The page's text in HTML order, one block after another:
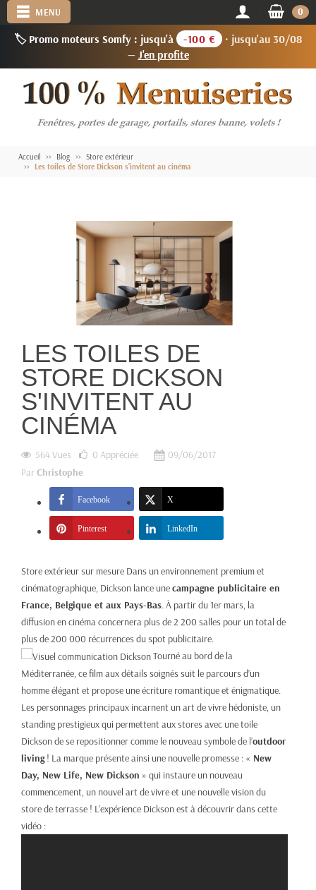
🏷️ Promo moteurs Somfy : jusqu'à -100 €
· jusqu'au 30/08
— J'en profite
MENU 0
Accueil Blog
Store extérieur
Les toiles de Store Dickson s'invitent au cinéma
LES TOILES DE
STORE DICKSON
S'INVITENT AU
CINÉMA
564 Vues 0 Appréciée
09/06/2017
ParChristophe
Facebook X
Pinterest LinkedIn
Store extérieur sur mesure Dans un environnement premium et
cinématographique, Dickson lance unecampagne publicitaire en
France, Belgique et aux Pays-Bas. À partir du 1er mars, la
diffusion en cinéma concernera plus de 2 200 salles pour un total de
plus de 200 000 récurrences du spot publicitaire.
Tourné au bord de la
Méditerranée, ce film aux détails soignés suit le parcours d’un
homme élégant et propose une écriture romantique et énigmatique.
Les personnages principaux incarnent un art de vivre hédoniste, un
standing prestigieux qui permettent aux stores avec une toile
Dickson de se repositionner comme le nouveau symbole de l’outdoor
living! La marque présente ainsi une nouvelle promesse : « New
Day, New Life, New Dickson » qui instaure un nouveau
commencement, un nouvel art de vivre et une nouvelle vision du
store de terrasse ! L’expérience Dickson est à découvrir dans cette
vidéo :